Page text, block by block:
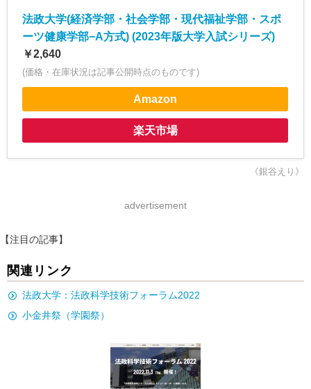
法政大学(経済学部・社会学部・現代福祉学部・スポ
ーツ健康学部−A方式) (2023年版大学入試シリーズ)
￥2,640
(価格・在庫状況は記事公開時点のものです)
Amazon
楽天市場
《銀谷えり》
advertisement
【注目の記事】
関連リンク
法政大学：法政科学技術フォーラム2022
小金井祭（学園祭）